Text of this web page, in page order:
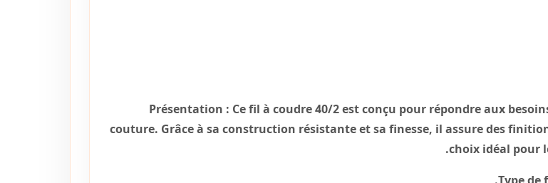
Présentation : Ce fil à coudre 40/2 est conçu pour répondre aux
couture. Grâce à sa construction résistante et sa finesse, il assure des
choix idéal pour